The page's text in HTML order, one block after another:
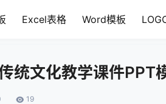
Excel表格 Word模板
统文化教学课件PPT
19